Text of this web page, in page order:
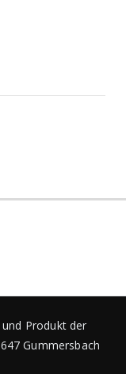
Produkt der
Gummersbach